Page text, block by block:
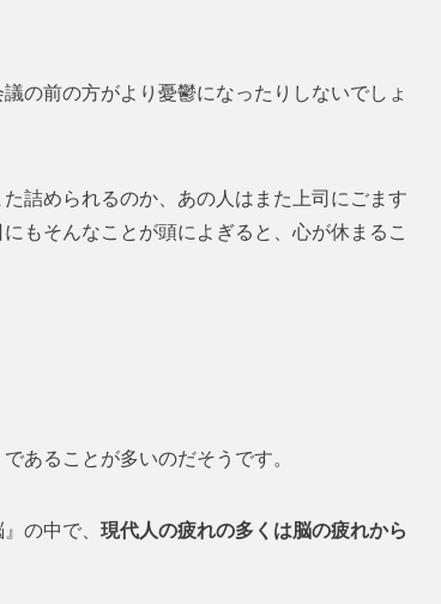
の前の方がより憂鬱になったりしないでしょ
詰められるのか、あの人はまた上司にごます
もそんなことが頭によぎると、心が休まるこ
あることが多いのだそうです。
の中で、 現代人の疲れの多くは脳の疲れから